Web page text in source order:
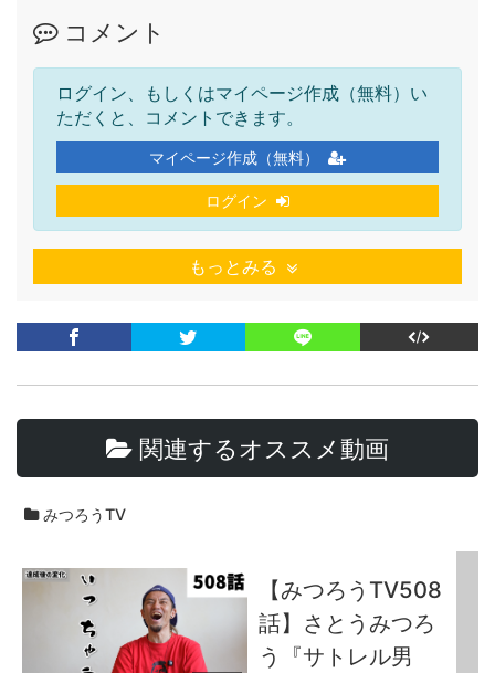
コメント
ログイン、もしくはマイページ作成（無料）い
ただくと、コメントできます。
マイページ作成（無料）
ログイン
もっとみる
関連するオススメ動画
みつろうTV
【みつろうTV508
話】さとうみつろ
う『サトレル男